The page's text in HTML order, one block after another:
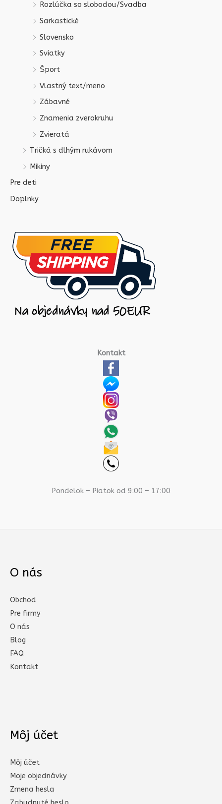
Rozlúčka so slobodou/Svadba
Sarkastické
Slovensko
Sviatky
Šport
Vlastný text/meno
Zábavné
Znamenia zverokruhu
Zvieratá
Tričká s dlhým rukávom
Mikiny
Pre deti
Doplnky
Kontakt
Pondelok – Piatok od 9:00 – 17:00
O nás
Obchod
Pre firmy
O nás
Blog
FAQ
Kontakt
Môj účet
Môj účet
Moje objednávky
Zmena hesla